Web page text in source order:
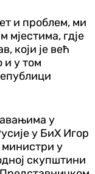
и проблем, ми
мјестима, гдје
који је већ
и у том
у
у БиХ Игор
министри у
скупштини